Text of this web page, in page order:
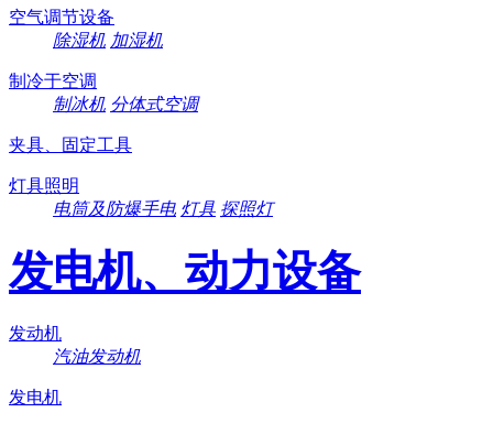
空气调节设备
除湿机 加湿机
制冷于空调
制冰机 分体式空调
夹具、固定工具
灯具照明
电筒及防爆手电 灯具 探照灯
发电机、动力设备
发动机
汽油发动机
发电机